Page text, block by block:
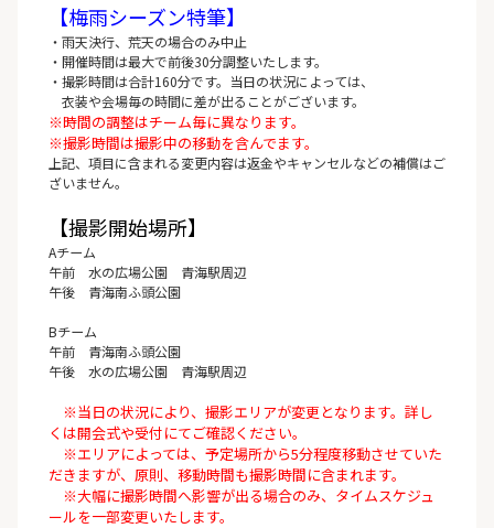
【梅雨シーズン特筆】
・雨天決行、荒天の場合のみ中止
・開催時間は最大で前後30分調整いたします。
・撮影時間は合計160分です。当日の状況によっては、
衣装や会場毎の時間に差が出ることがございます。
※時間の調整はチーム毎に異なります。
※撮影時間は撮影中の移動を含んでます。
上記、項目に含まれる変更内容は返金やキャンセルなどの補償はご
ざいません。
【撮影開始場所】
Aチーム
午前 水の広場公園 青海駅周辺
午後 青海南ふ頭公園
Bチーム
午前 青海南ふ頭公園
午後 水の広場公園 青海駅周辺
※当日の状況により、撮影エリアが変更となります。詳し
くは開会式や受付にてご確認ください。
※エリアによっては、予定場所から5分程度移動させていた
だきますが、原則、移動時間も撮影時間に含まれます。
※大幅に撮影時間へ影響が出る場合のみ、タイムスケジュ
ールを一部変更いたします。